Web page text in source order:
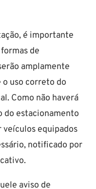
é importante
de
amplamente
uso correto do
Como não haverá
do estacionamento
veículos equipados
notificado por
aviso de